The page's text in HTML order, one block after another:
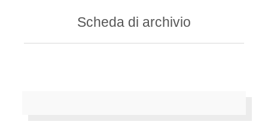
L'Archivio
Scheda di archivio